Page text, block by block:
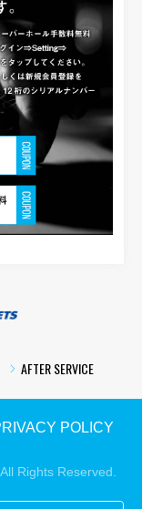
AFTER SERVICE
POLICY
Rights Reserved.